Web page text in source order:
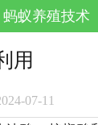
蚂蚁养殖技术
用
07-11